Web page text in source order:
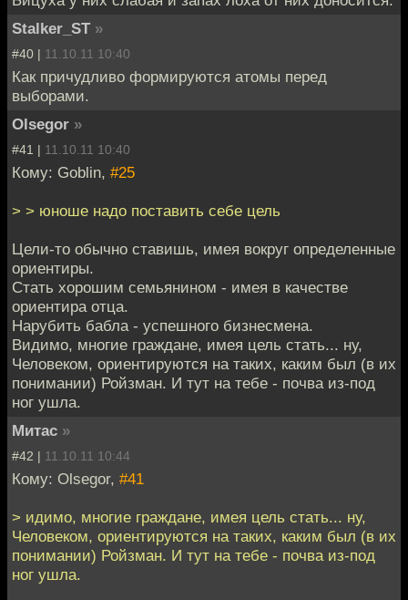
Stalker_ST »
#40 | 11.10.11 10:40
Как причудливо формируются атомы перед
выборами.
Olsegor »
#41 | 11.10.11 10:40
Кому: Goblin, #25
> > юноше надо поставить себе цель
Цели-то обычно ставишь, имея вокруг определенные
ориентиры.
Стать хорошим семьянином - имея в качестве
ориентира отца.
Нарубить бабла - успешного бизнесмена.
Видимо, многие граждане, имея цель стать... ну,
Человеком, ориентируются на таких, каким был (в их
понимании) Ройзман. И тут на тебе - почва из-под
ног ушла.
Митас »
#42 | 11.10.11 10:44
Кому: Olsegor, #41
> идимо, многие граждане, имея цель стать... ну,
Человеком, ориентируются на таких, каким был (в их
понимании) Ройзман. И тут на тебе - почва из-под
ног ушла.